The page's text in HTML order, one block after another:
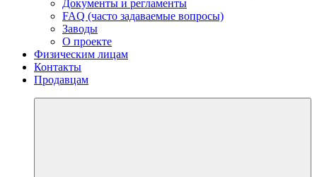
Документы и регламенты
FAQ (часто задаваемые вопросы)
Заводы
О проекте
Физическим лицам
Контакты
Продавцам